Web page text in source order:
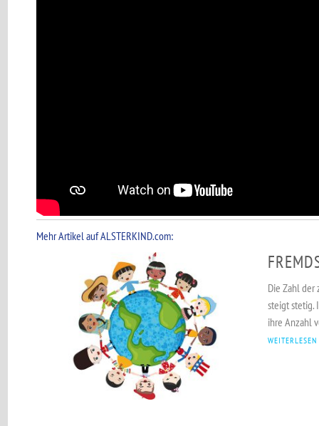
Mehr Artikel auf ALSTERKIND.com:
Die Zahl
steigt stetig.
ihre Anzahl
WEITERLESEN